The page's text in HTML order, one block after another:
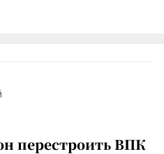
перестроить ВПК